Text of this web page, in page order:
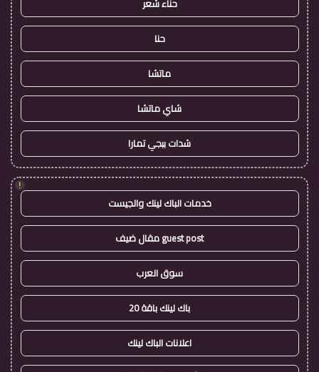
حناء شعر
حنا
ماتشا
شاي ماتشا
شدات ببجي تمارا
!
خدمات الباك لينك والجيست
guest post مقال ضيف
سوق العرب
باك لينك باقة 20
اعلانات الباك لينك